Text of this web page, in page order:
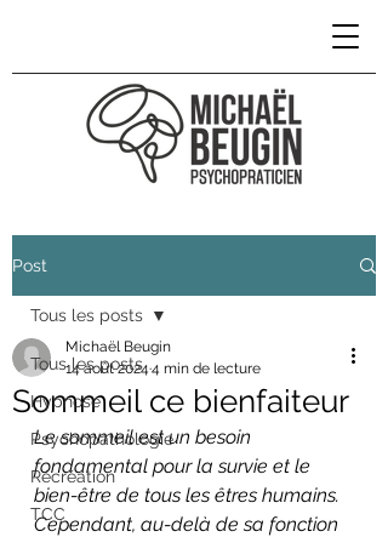
Post
Tous les posts
Hypnose
Psychopathologie
Récréation
TCC
Tous les posts
Sommeil ce bienfaiteur
Michaël Beugin
14 août 2024 4 min de lecture
Le sommeil est un besoin
fondamental pour la survie et le
bien-être de tous les êtres humains.
Cependant, au-delà de sa fonction